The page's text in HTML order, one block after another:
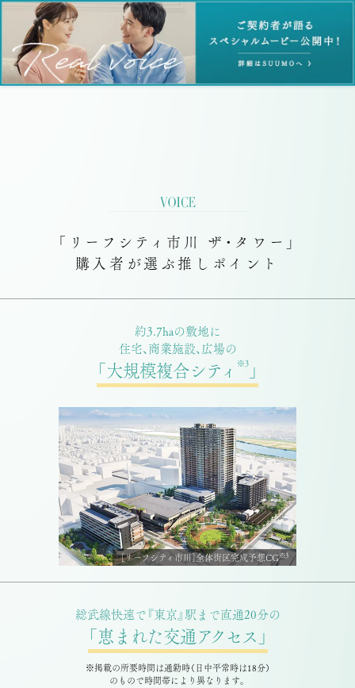
「リーフシティ市川 ザ・タワー」
購入者が選ぶ推しポイント
約3.7haの敷地に
住宅、商業施設、広場の
「大規模複合シティ ※3 」
［リーフシティ市川］全体街区完成予想CG※3
総武線快速で『東京』駅まで直通20分の
「恵まれた交通アクセス」
※掲載の所要時間は通勤時（⽇中平常時は18分）
のもので時間帯により異なります。